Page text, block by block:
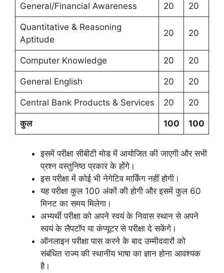
General/Financial Awareness 20 20
Quantitative & Reasoning
Aptitude
20 20
Computer Knowledge 20 20
General English 20 20
Central Bank Products & Services 20 20
कुल 100 100
इसमें परीक्षा सीबीटी मोड में आयोजित की जाएगी और सभी
प्रश्न वस्तुनिष्ठ प्रकार के होंगे।
इस परीक्षा में कोई भी नेगेटिव मार्किंग नहीं होगी।
यह परीक्षा कुल 100 अंकों की होगी और इसमें कुल 60
मिनट का समय मिलेगा।
अभ्यर्थी परीक्षा को अपने स्वयं के निवास स्थान से अपने
स्वयं के लैपटॉप या कंप्यूटर से परीक्षा दे सकेंगे।
ऑनलाइन परीक्षा पास करने के बाद उम्मीदवारों को
संबंधित राज्य की स्थानीय भाषा का ज्ञान होना आवश्यक
है।